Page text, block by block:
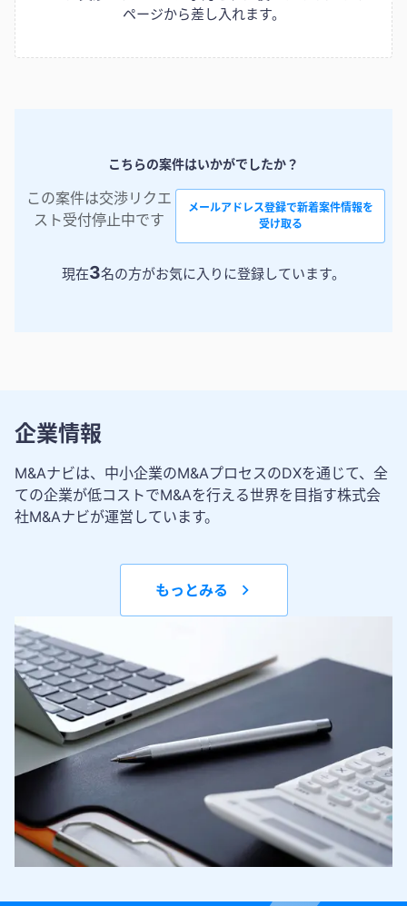
ページから差し入れます。
こちらの案件はいかがでしたか？
この案件は交渉リクエ
スト受付停止中です
メールアドレス登録で新着案件情報を
受け取る
現在3名の方がお気に入りに登録しています。
企業情報
M&Aナビは、中小企業のM&AプロセスのDXを通じて、全
ての企業が低コストでM&Aを行える世界を目指す株式会
社M&Aナビが運営しています。
もっとみる